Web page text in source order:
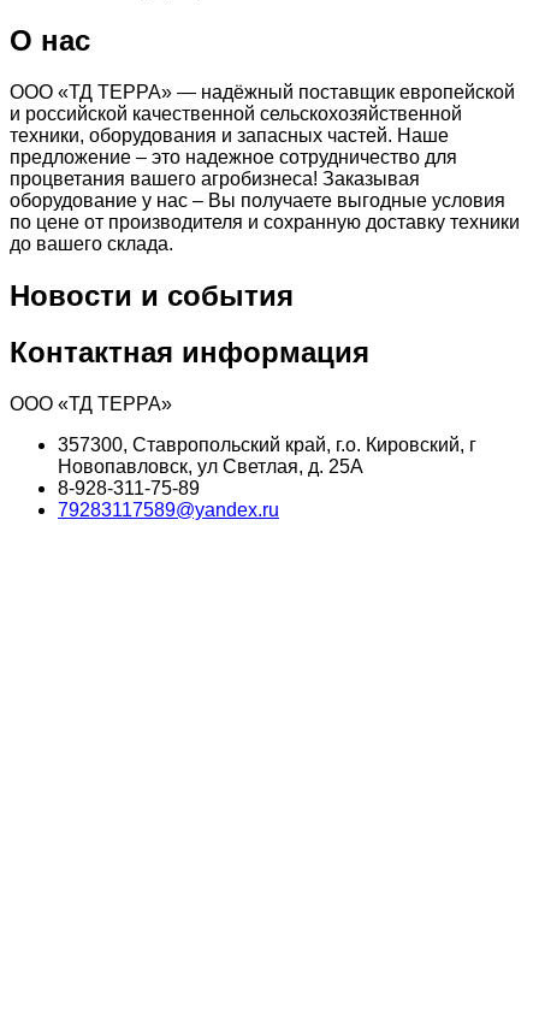
О нас
ООО «ТД ТЕРРА» — надёжный поставщик европейской
и российской качественной сельскохозяйственной
техники, оборудования и запасных частей. Наше
предложение – это надежное сотрудничество для
процветания вашего агробизнеса! Заказывая
оборудование у нас – Вы получаете выгодные условия
по цене от производителя и сохранную доставку техники
до вашего склада.
Новости и события
Контактная информация
ООО «ТД ТЕРРА»
357300, Ставропольский край, г.о. Кировский, г
Новопавловск, ул Светлая, д. 25А
8-928-311-75-89
79283117589@yandex.ru